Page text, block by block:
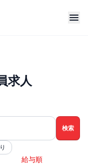
求人
給与順